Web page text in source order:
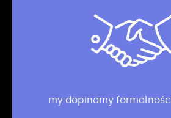
my dopinamy